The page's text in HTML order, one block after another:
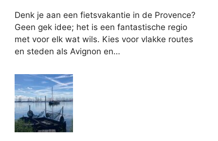
Denk je aan een fietsvakantie in de Provence?
Geen gek idee; het is een fantastische regio
met voor elk wat wils. Kies voor vlakke routes
en steden als Avignon en…